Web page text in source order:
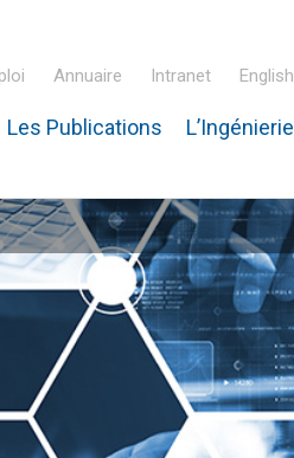
Annuaire Intranet English
Les Publications L’Ingénierie